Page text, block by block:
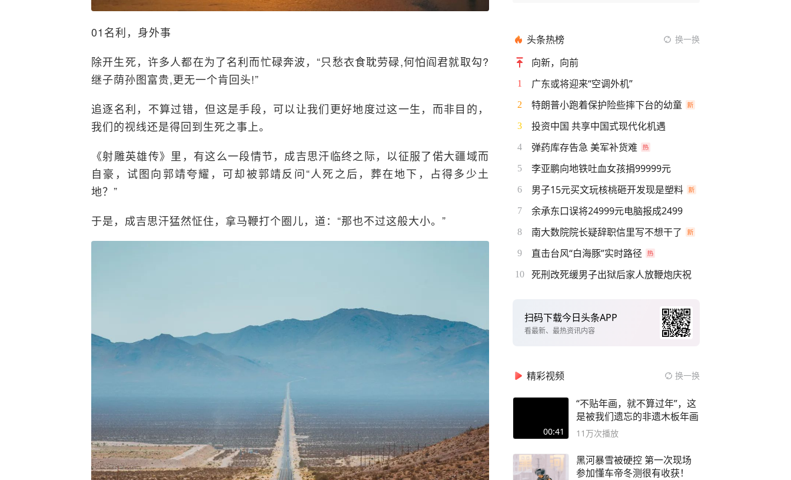
01名利，身外事
除开生死，许多人都在为了名利而忙碌奔波，“只愁衣食耽劳碌,何怕阎君就取勾?
继子荫孙图富贵,更无一个肯回头!”
追逐名利，不算过错，但这是手段，可以让我们更好地度过这一生，而非目的，
我们的视线还是得回到生死之事上。
《射雕英雄传》里，有这么一段情节，成吉思汗临终之际，以征服了偌大疆域而
自豪，试图向郭靖夸耀，可却被郭靖反问“人死之后，葬在地下，占得多少土
地？”
于是，成吉思汗猛然怔住，拿马鞭打个圈儿，道：“那也不过这般大小。”
头条热榜 换一换
向新，向前
1 广东或将迎来“空调外机”
2 特朗普小跑着保护险些摔下台的幼童
3 投资中国 共享中国式现代化机遇
4 弹药库存告急 美军补货难
5 李亚鹏向地铁吐血女孩捐99999元
6 男子15元买文玩核桃砸开发现是塑料
7 余承东口误将24999元电脑报成2499
8 南大数院院长疑辞职信里写不想干了
9 直击台风“白海豚”实时路径
10 死刑改死缓男子出狱后家人放鞭炮庆祝
扫码下载今日头条APP
看最新、最热资讯内容
精彩视频 换一换
00:41
“不贴年画，就不算过年”，这
是被我们遗忘的非遗木板年画
11万次播放
黑河暴雪被硬控 第一次现场
参加懂车帝冬测很有收获！